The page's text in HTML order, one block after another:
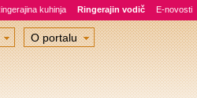
kuhinja Ringerajin vodič E-novosti
O portalu